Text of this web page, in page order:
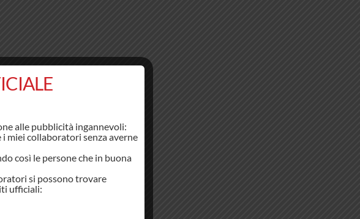
clinici
alle pubblicità ingannevoli:
miei collaboratori senza averne
così le persone che in buona
si possono trovare
ufficiali: